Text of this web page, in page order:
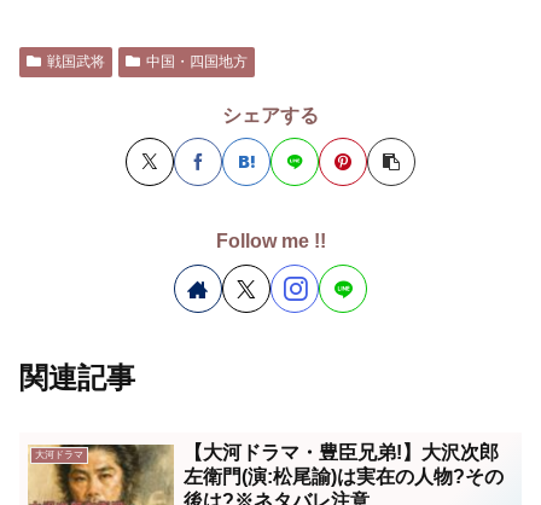
戦国武将 中国・四国地方
シェアする
Follow me !!
関連記事
大河ドラマ
【大河ドラマ・豊臣兄弟!】大沢次郎
左衛門(演:松尾諭)は実在の人物?その